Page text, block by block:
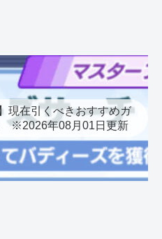
現在引くべきおすすめガ
※2026年08月01日更新